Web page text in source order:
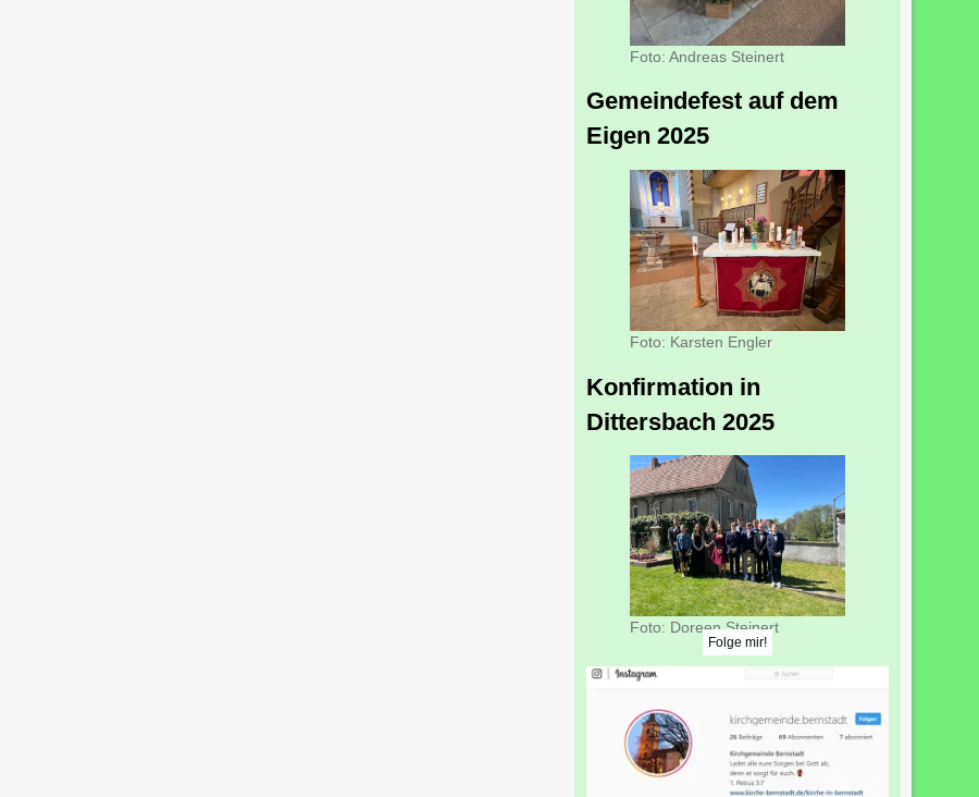
Foto: Andreas Steinert
Gemeindefest auf dem
Eigen 2025
Foto: Karsten Engler
Konfirmation in
Dittersbach 2025
Foto: Doreen Steinert
Folge mir!